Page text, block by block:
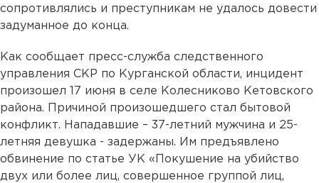
сопротивлялись и преступникам не удалось довести
задуманное до конца.
Как сообщает пресс-служба следственного
управления СКР по Курганской области, инцидент
произошел 17 июня в селе Колесниково Кетовского
района. Причиной произошедшего стал бытовой
конфликт. Нападавшие – 37-летний мужчина и 25-
летняя девушка - задержаны. Им предъявлено
обвинение по статье УК «Покушение на убийство
двух или более лиц, совершенное группой лиц,